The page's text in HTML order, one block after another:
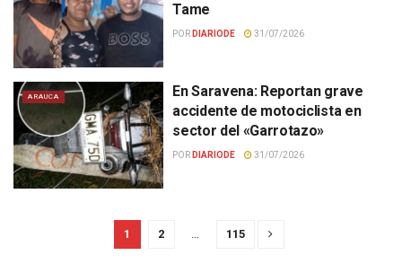
Tame
POR DIARIODE 31/07/2026
ARAUCA
En Saravena: Reportan grave
accidente de motociclista en
sector del «Garrotazo»
POR DIARIODE 31/07/2026
1 2 … 115